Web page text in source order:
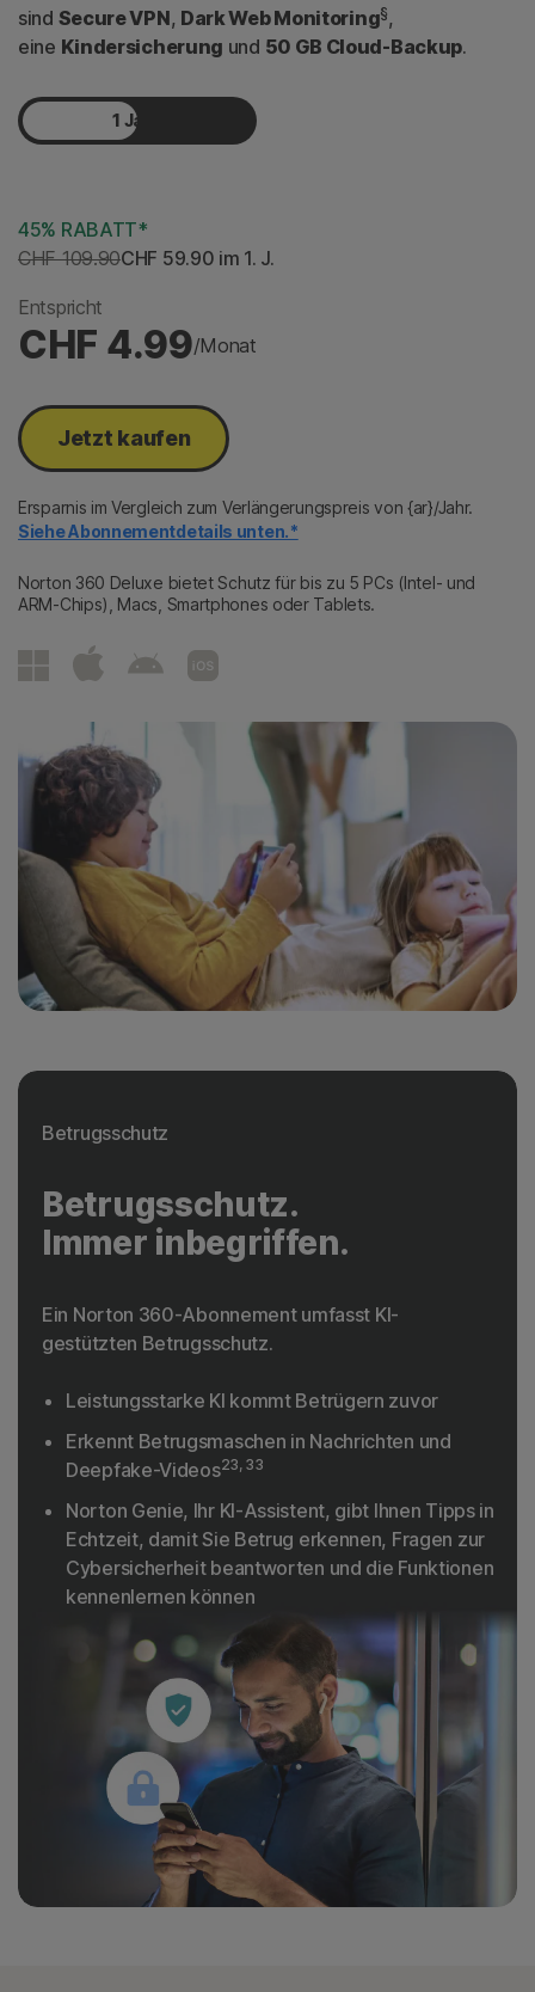
sind Secure VPN, Dark Web Monitoring§,
eine Kindersicherung und 50 GB Cloud-Backup.
1 Jahr
45% RABATT*
CHF 109.90CHF 59.90 im 1. J.
Entspricht
CHF 4.99/Monat
Jetzt kaufen
Ersparnis im Vergleich zum Verlängerungspreis von {ar}/Jahr.
Siehe Abonnementdetails unten.*
Norton 360 Deluxe bietet Schutz für bis zu 5 PCs (Intel- und
ARM-Chips), Macs, Smartphones oder Tablets.
Betrugsschutz
Betrugsschutz.
Immer inbegriffen.
Ein Norton 360-Abonnement umfasst KI-
gestützten Betrugsschutz.
Leistungsstarke KI kommt Betrügern zuvor
Erkennt Betrugsmaschen in Nachrichten und
Deepfake-Videos23, 33
Norton Genie, Ihr KI-Assistent, gibt Ihnen Tipps in
Echtzeit, damit Sie Betrug erkennen, Fragen zur
Cybersicherheit beantworten und die Funktionen
kennenlernen können